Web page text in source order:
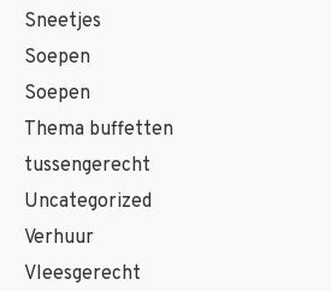
Sneetjes
Soepen
Soepen
Thema buffetten
tussengerecht
Uncategorized
Verhuur
Vleesgerecht